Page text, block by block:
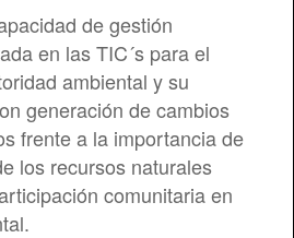
de gestión
en las TIC´s para el
ambiental y su
generación de cambios
frente a la importancia de
los recursos naturales
comunitaria en